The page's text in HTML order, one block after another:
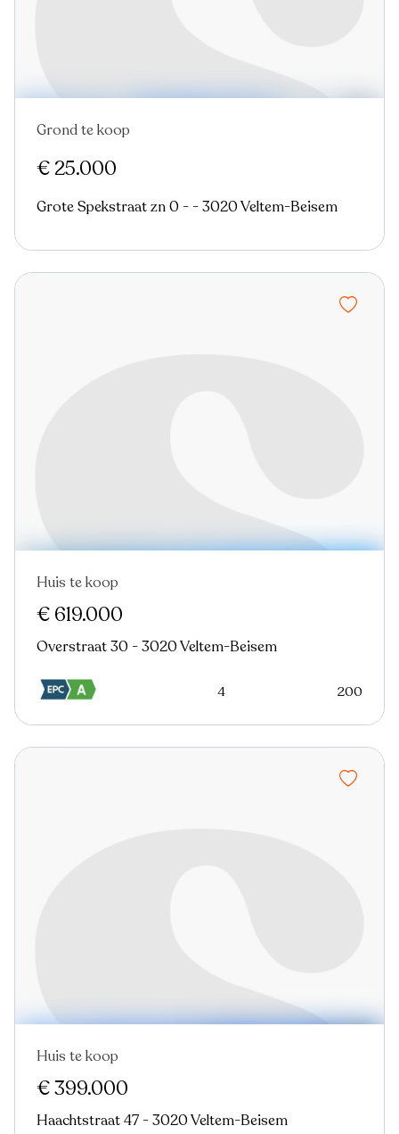
Grond te koop
€ 25.000
Grote Spekstraat zn 0 - - 3020 Veltem-Beisem
Huis te koop
€ 619.000
Overstraat 30 - 3020 Veltem-Beisem
4 200
Huis te koop
€ 399.000
Haachtstraat 47 - 3020 Veltem-Beisem